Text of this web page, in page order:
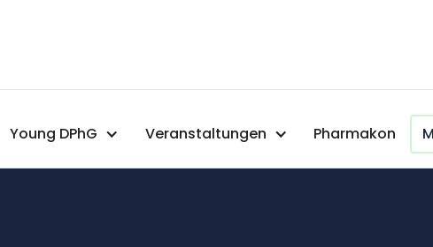
Young DPhG Veranstaltungen Pharmakon